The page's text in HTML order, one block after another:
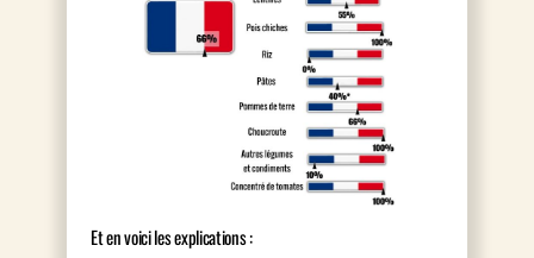
Et en voici les explications :